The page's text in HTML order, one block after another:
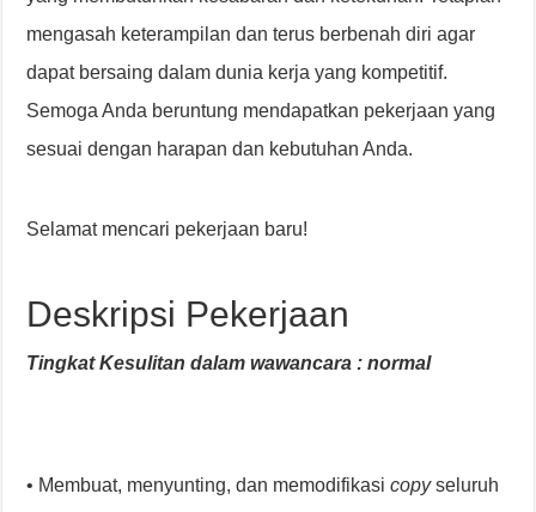
mengasah keterampilan dan terus berbenah diri agar
dapat bersaing dalam dunia kerja yang kompetitif.
Semoga Anda beruntung mendapatkan pekerjaan yang
sesuai dengan harapan dan kebutuhan Anda.
Selamat mencari pekerjaan baru!
Deskripsi Pekerjaan
Tingkat Kesulitan dalam wawancara : normal
• Membuat, menyunting, dan memodifikasicopyseluruh